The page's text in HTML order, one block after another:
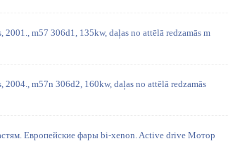
m57 306d1, 135kw, daļas no attēlā redzamās m
m57n 306d2, 160kw, daļas no attēlā redzamās
Европейские фары bi-xenon. Active drive Мотор